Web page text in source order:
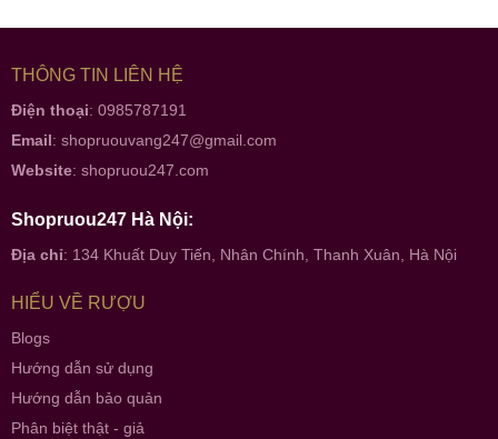
THÔNG TIN LIÊN HỆ
Điện thoại: 0985787191
Email: shopruouvang247@gmail.com
Website: shopruou247.com
Shopruou247 Hà Nội:
Địa chỉ: 134 Khuất Duy Tiến, Nhân Chính, Thanh Xuân, Hà Nội
HIỂU VỀ RƯỢU
Blogs
Hướng dẫn sử dụng
Hướng dẫn bảo quản
Phân biệt thật - giả